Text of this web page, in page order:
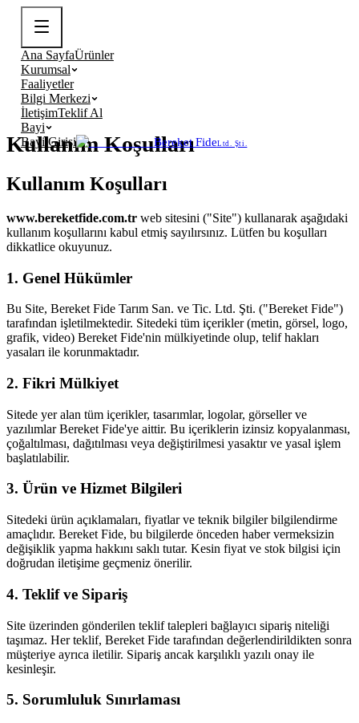
Ana SayfaÜrünler
Kurumsal
Faaliyetler
Bilgi Merkezi
İletişimTeklif Al
Bayi
Bayi Girişi
Bereket FideLtd. Şti.
Kullanım Koşulları
Kullanım Koşulları
www.bereketfide.com.tr web sitesini ("Site") kullanarak aşağıdaki
kullanım koşullarını kabul etmiş sayılırsınız. Lütfen bu koşulları
dikkatlice okuyunuz.
1. Genel Hükümler
Bu Site, Bereket Fide Tarım San. ve Tic. Ltd. Şti. ("Bereket Fide")
tarafından işletilmektedir. Sitedeki tüm içerikler (metin, görsel, logo,
grafik, video) Bereket Fide'nin mülkiyetinde olup, telif hakları
yasaları ile korunmaktadır.
2. Fikri Mülkiyet
Sitede yer alan tüm içerikler, tasarımlar, logolar, görseller ve
yazılımlar Bereket Fide'ye aittir. Bu içeriklerin izinsiz kopyalanması,
çoğaltılması, dağıtılması veya değiştirilmesi yasaktır ve yasal işlem
başlatılabilir.
3. Ürün ve Hizmet Bilgileri
Sitedeki ürün açıklamaları, fiyatlar ve teknik bilgiler bilgilendirme
amaçlıdır. Bereket Fide, bu bilgilerde önceden haber vermeksizin
değişiklik yapma hakkını saklı tutar. Kesin fiyat ve stok bilgisi için
doğrudan iletişime geçmeniz önerilir.
4. Teklif ve Sipariş
Site üzerinden gönderilen teklif talepleri bağlayıcı sipariş niteliği
taşımaz. Her teklif, Bereket Fide tarafından değerlendirildikten sonra
müşteriye ayrıca iletilir. Sipariş ancak karşılıklı yazılı onay ile
kesinleşir.
5. Sorumluluk Sınırlaması